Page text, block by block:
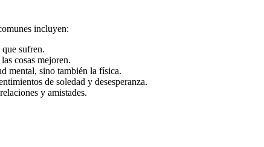
incluyen:
sufren.
cosas mejoren.
mental, sino también la física.
de soledad y desesperanza.
y amistades.